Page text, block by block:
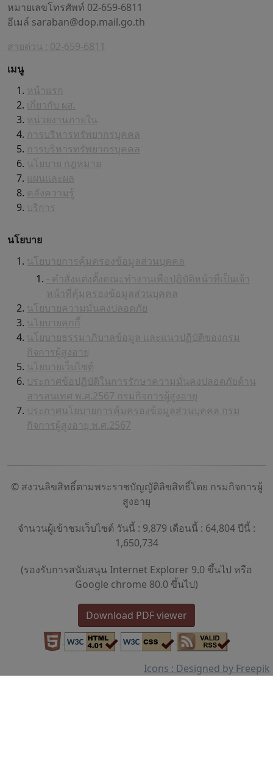
หมายเลขโทรศัพท์ 02-659-6811
อีเมล์ saraban@dop.mail.go.th
สายด่วน : 02-659-6811
เมนู
หน้าแรก
เกี่ยวกับ ผส.
หน่วยงานภายใน
การบริหารทรัพยากรบุคคล
การบริหารทรัพยากรบุคคล
นโยบาย กฎหมาย
แผนและผล
คลังความรู้
บริการ
นโยบาย
นโยบายการคุ้มครองข้อมูลส่วนบุคคล
- คำสั่งแต่งตั้งคณะทำงานเพื่อปฏิบัติหน้าที่เป็นเจ้า
หน้าที่คุ้มครองข้อมูลส่วนบุคคล
นโยบายความมั่นคงปลอดภัย
นโยบายคุกกี้
นโยบายธรรมาภิบาลข้อมูล และแนวปฏิบัติของกรม
กิจการผู้สูงอายุ
นโยบายเว็บไซต์
ประกาศข้อปฏิบัติในการรักษาความมั่นคงปลอดภัยด้าน
สารสนเทศ พ.ศ.2567 กรมกิจการผู้สูงอายุ
ประกาศนโยบายการคุ้มครองข้อมูลส่วนบุคคล กรม
กิจการผู้สูงอายุ พ.ศ.2567
© สงวนลิขสิทธิ์ตามพระราชบัญญัติลิขสิทธิ์โดย กรมกิจการผู้
สูงอายุ
จำนวนผู้เข้าชมเว็บไซต์ วันนี้ : 9,879 เดือนนี้ : 64,804 ปีนี้ :
1,650,734
(รองรับการสนับสนุน Internet Explorer 9.0 ขึ้นไป หรือ
Google chrome 80.0 ขึ้นไป)
Download PDF viewer
Icons : Designed by Freepik